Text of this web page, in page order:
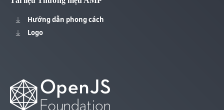
Hướng dẫn phong cách
Logo